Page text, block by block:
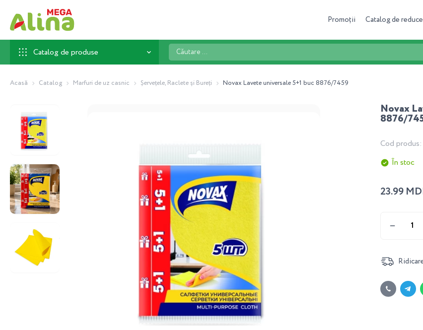
Promoții Catalog de
Catalog de produse
Căutare
...
Acasă Catalog Marfuri de uz casnic Șervețele, Raclete și Bureți Novax Lavete universale 5+1 buc 8876/7459
Novax
8876/
Cod produs:
În stoc
23.99